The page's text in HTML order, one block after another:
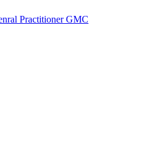
Practitioner GMC